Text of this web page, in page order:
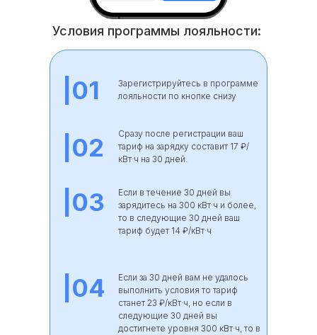
Если за 30 дней вам не удалось
выполнить условия то тариф
станет 23 ₽/кВт·ч, но если в
следующие 30 дней вы
достигнете уровня 300 кВт·ч, то в
|04
Если в течение 30 дней вы
зарядитесь на 300 кВт·ч и более,
то в следующие 30 дней ваш
тариф будет 14 ₽/кВт·ч
|03
Сразу после регистрации ваш
тариф на зарядку составит 17 ₽/
кВт·ч на 30 дней.
|02
Зарегистрируйтесь в программе
лояльности по кнопке снизу
|01
Условия программы лояльности: